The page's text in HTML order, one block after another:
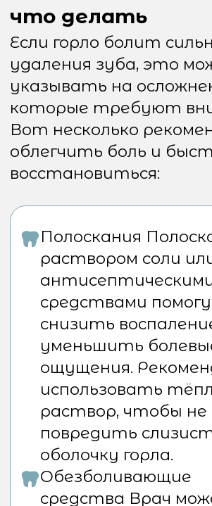
или усиливается, а также
если появляется
температура, гнойные
выделения или другие
симптомы инфекции,
необходимо немедленно
обратиться к
стоматологу. Это может
указывать на развитие
инфекция в области
Болит горло после удаления
зуба мудрости: что это
может означать?
не всегда простая процедура, и
после неё могут возникать
различные неприятные
симптомы. Боль в горле после
удаления зуба мудрости — это
не редкость, но важно понимать,
что такая боль может быть
связана с рядом факторов, от
воспаления до травматизации
тканей.
Если же боли в горле становятся
интенсивными или
продолжаются долгое время,